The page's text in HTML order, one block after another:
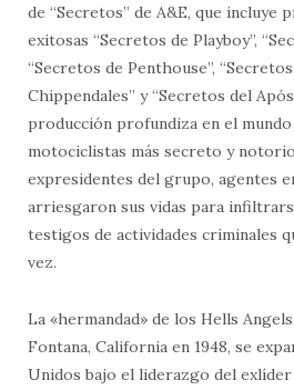
de “Secretos” de A&E, que incluye
exitosas “Secretos de Playboy”,
“Secretos de Penthouse”,
Chippendales” y “Secretos del
producción profundiza en el mundo
motociclistas más secreto y
expresidentes del grupo, agentes
arriesgaron sus vidas para
testigos de actividades criminales
vez.
La «hermandad» de los Hells
Fontana, California en 1948, se
Unidos bajo el liderazgo del exlíder